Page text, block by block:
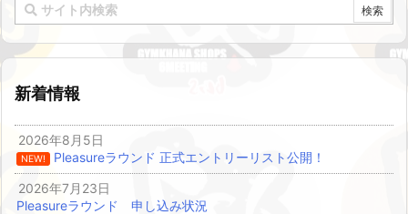
新着情報
2026年8月5日
NEW!
Pleasureラウンド 正式エントリーリスト公開！
2026年7月23日
Pleasureラウンド 申し込み状況